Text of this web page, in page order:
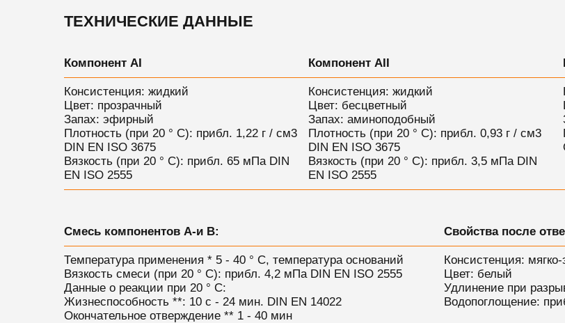
ТЕХНИЧЕСКИЕ ДАННЫЕ
Компонент AI Компонент AII
Консистенция: жидкий
Цвет: прозрачный
Запах: эфирный
Плотность (при 20 ° C): прибл. 1,22 г / см3
DIN EN ISO 3675
Вязкость (при 20 ° С): прибл. 65 мПа DIN
EN ISO 2555
Консистенция: жидкий
Цвет: бесцветный
Запах: аминоподобный
Плотность (при 20 ° C): прибл. 0,93 г / см3
DIN EN ISO 3675
Вязкость (при 20 ° С): прибл. 3,5 мПа DIN
EN ISO 2555
Смесь компонентов A-и B: Свойства после
Температура применения * 5 - 40 ° С, температура оснований
Вязкость смеси (при 20 ° С): прибл. 4,2 мПа DIN EN ISO 2555
Данные о реакции при 20 ° С:
Жизнеспособность **: 10 с - 24 мин. DIN EN 14022
Окончательное отверждение ** 1 - 40 мин
Консистенция:
Цвет: белый
Удлинение при
Водопоглощение: